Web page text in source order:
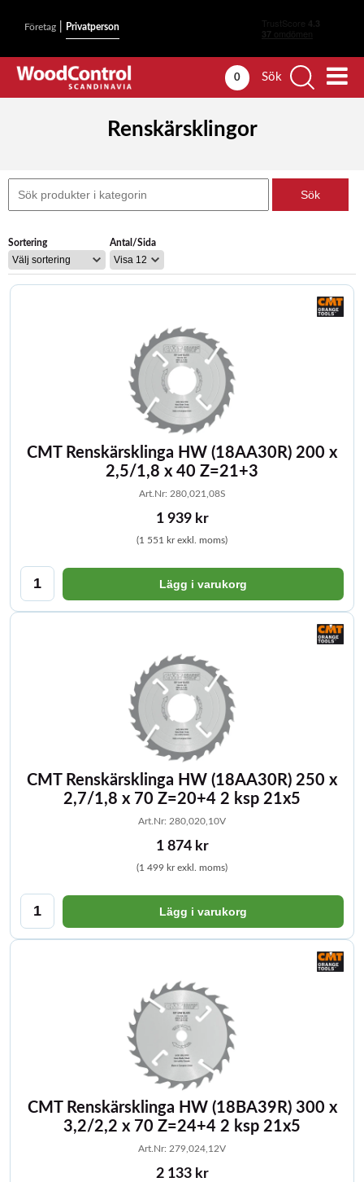
Företag Privatperson
0 Sök
Renskärsklingor
Sortering Antal/Sida
CMT Renskärsklinga HW (18AA30R) 200 x
2,5/1,8 x 40 Z=21+3
Art.Nr: 280,021,08S
1 939 kr
(1 551 kr exkl. moms)
Lägg i varukorg
CMT Renskärsklinga HW (18AA30R) 250 x
2,7/1,8 x 70 Z=20+4 2 ksp 21x5
Art.Nr: 280,020,10V
1 874 kr
(1 499 kr exkl. moms)
Lägg i varukorg
CMT Renskärsklinga HW (18BA39R) 300 x
3,2/2,2 x 70 Z=24+4 2 ksp 21x5
Art.Nr: 279,024,12V
2 133 kr